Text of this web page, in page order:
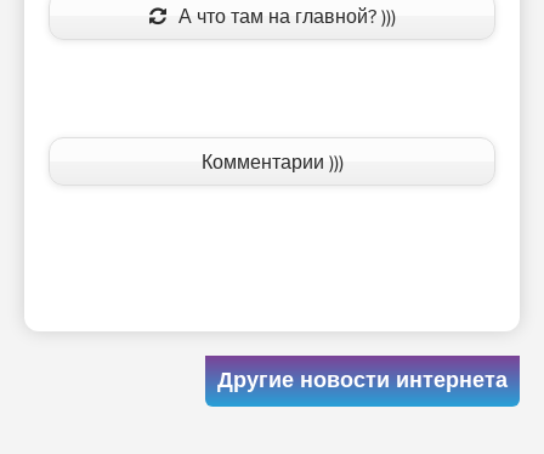
А что там на главной? )))
Комментарии )))
Другие новости интернета